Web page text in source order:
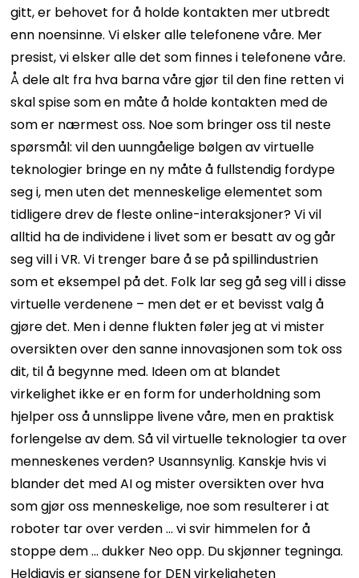
gitt, er behovet for å holde kontakten mer utbredt
enn noensinne. Vi elsker alle telefonene våre. Mer
presist, vi elsker alle det som finnes i telefonene våre.
Å dele alt fra hva barna våre gjør til den fine retten vi
skal spise som en måte å holde kontakten med de
som er nærmest oss. Noe som bringer oss til neste
spørsmål: vil den uunngåelige bølgen av virtuelle
teknologier bringe en ny måte å fullstendig fordype
seg i, men uten det menneskelige elementet som
tidligere drev de fleste online-interaksjoner? Vi vil
alltid ha de individene i livet som er besatt av og går
seg vill i VR. Vi trenger bare å se på spillindustrien
som et eksempel på det. Folk lar seg gå seg vill i disse
virtuelle verdenene – men det er et bevisst valg å
gjøre det. Men i denne flukten føler jeg at vi mister
oversikten over den sanne innovasjonen som tok oss
dit, til å begynne med. Ideen om at blandet
virkelighet ikke er en form for underholdning som
hjelper oss å unnslippe livene våre, men en praktisk
forlengelse av dem. Så vil virtuelle teknologier ta over
menneskenes verden? Usannsynlig. Kanskje hvis vi
blander det med AI og mister oversikten over hva
som gjør oss menneskelige, noe som resulterer i at
roboter tar over verden ... vi svir himmelen for å
stoppe dem ... dukker Neo opp. Du skjønner tegninga.
Heldigvis er sjansene for DEN virkeligheten